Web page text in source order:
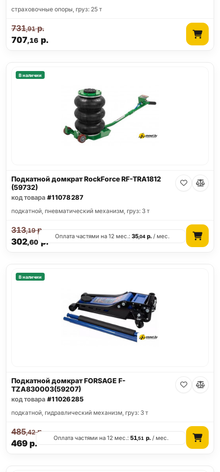
страховочные опоры, груз: 25 т
707,16р.
731,91р.
В наличии
Подкатной домкрат RockForce RF-TRA1812
(59732)
код товара #11078287
подкатной, пневматический механизм, груз: 3 т
302,60р.
313,19р.
Оплата частями на 12 мес.:35,04 р. / мес.
В наличии
Подкатной домкрат FORSAGE F-
TZA830003(59207)
код товара #11026285
подкатной, гидравлический механизм, груз: 3 т
469р.
485,42р.
Оплата частями на 12 мес.:51,51 р./ мес.